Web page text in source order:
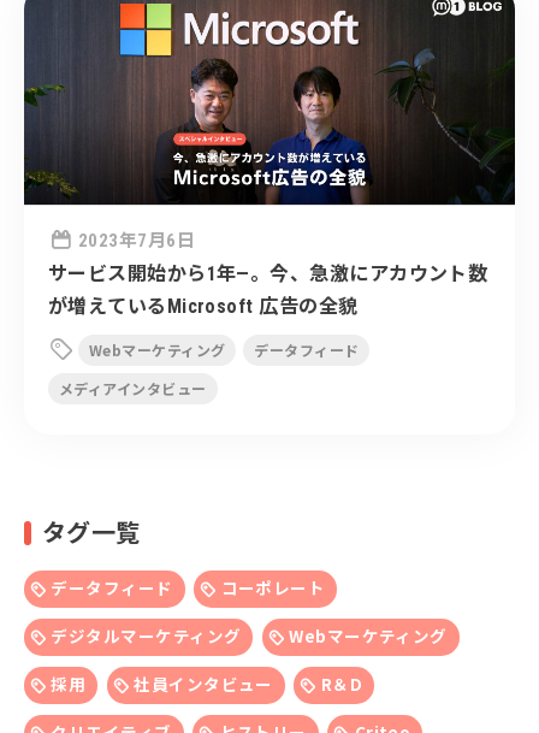
 2023年7月6日
サービス開始から1年—。今、急激にアカウント数
が増えているMicrosoft 広告の全貌
 Webマーケティング
データフィード
メディアインタビュー
タグ一覧
データフィード
コーポレート
デジタルマーケティング
Webマーケティング
採用
社員インタビュー
R＆D